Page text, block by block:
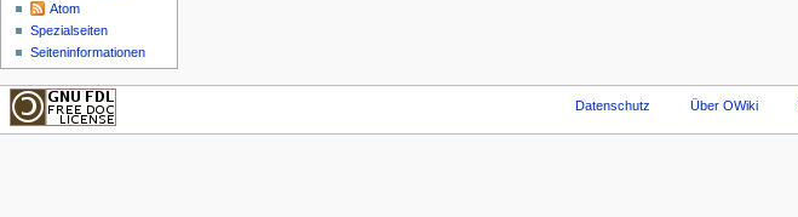
Atom
Spezialseiten
Seiteninformationen
Datenschutz Über OWiki